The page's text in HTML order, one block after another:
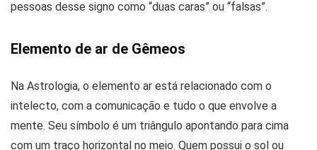
pessoas desse signo como “duas caras” ou “falsas”.
Elemento de ar de Gêmeos
Na Astrologia, o elemento ar está relacionado com o
intelecto, com a comunicação e tudo o que envolve a
mente. Seu símbolo é um triângulo apontando para cima
com um traço horizontal no meio. Quem possui o sol ou